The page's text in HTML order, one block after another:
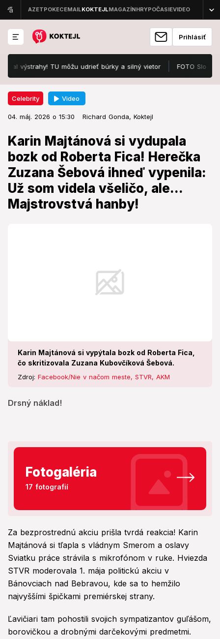
Prihlásiť
TU môžu udrieť búrky a silný vietor FOTO Slováci zúria
Celebrity Video
04. máj. 2026 o 15:30 Richard Gonda, Koktejl
Karin Majtánová si vydupala
bozk od Roberta Fica! Herečka
Zuzana Šebová ihneď vypenila:
Už som videla všeličo, ale...
Majstrovstvá hanby!
Karin Majtánová si vypýtala bozk od Roberta Fica,
čo skritizovala Zuzana Kubovčíková Šebová.
Zdroj: Facebook/Nie v načom meste, STVR, AKM
Drsný náklad!
Celebrity 04. máj. 2026 o 15:30
Karin Majtánová si vydupala bozk
od Roberta Fica! Herečka Zuzana
Šebová ihneď vypenila: Už som
videla všeličo, ale... Majstrovstvá
hanby!
Drsný náklad!
Fotogaléria
17 fotografií
Za bezprostrednú akciu prišla tvrdá reakcia! Karin
Majtánová si tľapla s vládnym Smerom a oslavy
Sviatku práce strávila s mikrofónom v ruke. Hviezda
STVR moderovala 1. mája politickú akciu v
Bánovciach nad Bebravou, kde sa to hemžilo
najvyššími špičkami premiérskej strany.
Ľavičiari tam pohostili svojich sympatizantov guľášom,
borovičkou a drobnými darčekovými predmetmi.